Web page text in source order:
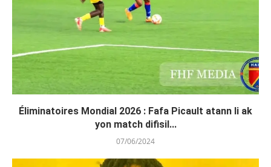
Éliminatoires Mondial 2026 : Fafa Picault atann li ak
yon match difisil...
07/06/2024